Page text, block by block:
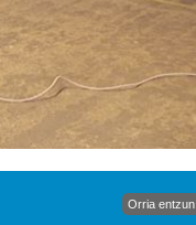
Orria entzun